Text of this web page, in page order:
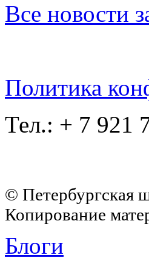
Все новости
Политика
Тел.: + 7 921
© Петербургская
Копирование
Блоги